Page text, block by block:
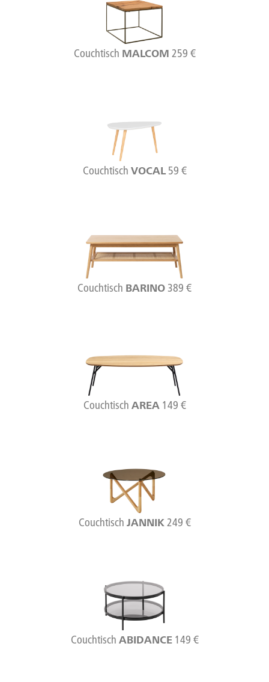
Couchtisch MALCOM 259 €
Couchtisch VOCAL59 €
Couchtisch BARINO389 €
Couchtisch AREA149 €
Couchtisch JANNIK249 €
Couchtisch ABIDANCE149 €